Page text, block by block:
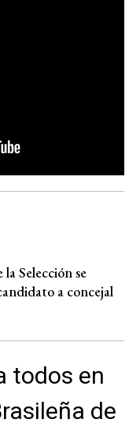
Selección se
a concejal
todos en
de